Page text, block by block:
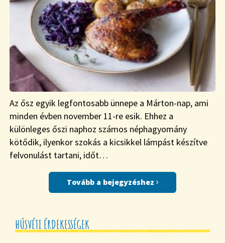
Az ősz egyik legfontosabb ünnepe a Márton-nap, ami
minden évben november 11-re esik. Ehhez a
különleges őszi naphoz számos néphagyomány
kötődik, ilyenkor szokás a kicsikkel lámpást készítve
felvonulást tartani, időt…
Tovább a bejegyzéshez
HÚSVÉTI ÉRDEKESSÉGEK